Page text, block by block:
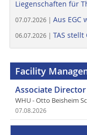
Liegenschaften für
07.07.2026 | Aus EGC
06.07.2026 | TAS
Facility
Associate
WHU - Otto Beisheim
07.08.2026